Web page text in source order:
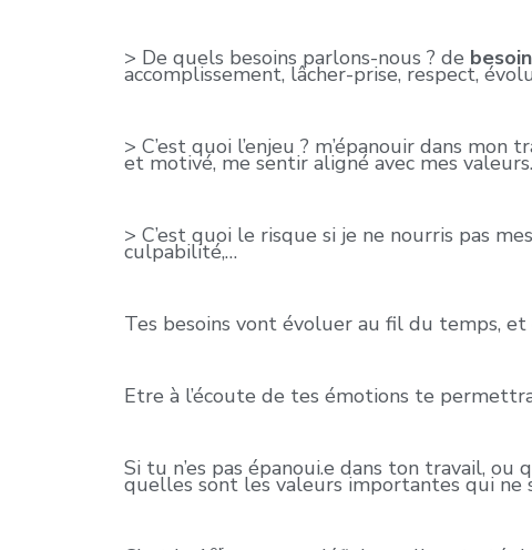
> De quels besoins parlons-nous ? de
accomplissement, lâcher-prise, respect,
> C’est quoi l’enjeu ? m’épanouir dans
et motivé, me sentir aligné avec mes
> C’est quoi le risque si je ne nourris pas
culpabilité,…
Tes besoins vont évoluer au fil du temps,
Etre à l’écoute de tes émotions te
Si tu n’es pas épanoui.e dans ton travail,
quelles sont les valeurs importantes qui ne